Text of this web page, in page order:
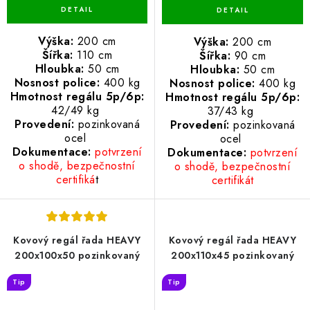
Výška: 200 cm
Šířka: 110 cm
Hloubka: 50 cm
Nosnost police: 400 kg
Hmotnost regálu 5p/6p:
42/49 kg
Provedení: pozinkovaná
ocel
Dokumentace: potvrzení
o shodě, bezpečnostní
certifikát
Výška: 200 cm
Šířka: 90 cm
Hloubka: 50 cm
Nosnost police: 400 kg
Hmotnost regálu 5p/6p:
37/43 kg
Provedení: pozinkovaná
ocel
Dokumentace: potvrzení
o shodě, bezpečnostní
certifikát
Kovový regál řada HEAVY
200x100x50 pozinkovaný
Tip
Kovový regál řada HEAVY
200x110x45 pozinkovaný
Tip